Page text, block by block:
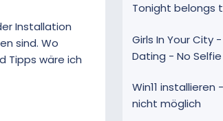
Installation
sind. Wo
Tipps wäre ich
Tonight belongs
Girls In Your City
Dating - No Selfie
Win11
nicht möglich